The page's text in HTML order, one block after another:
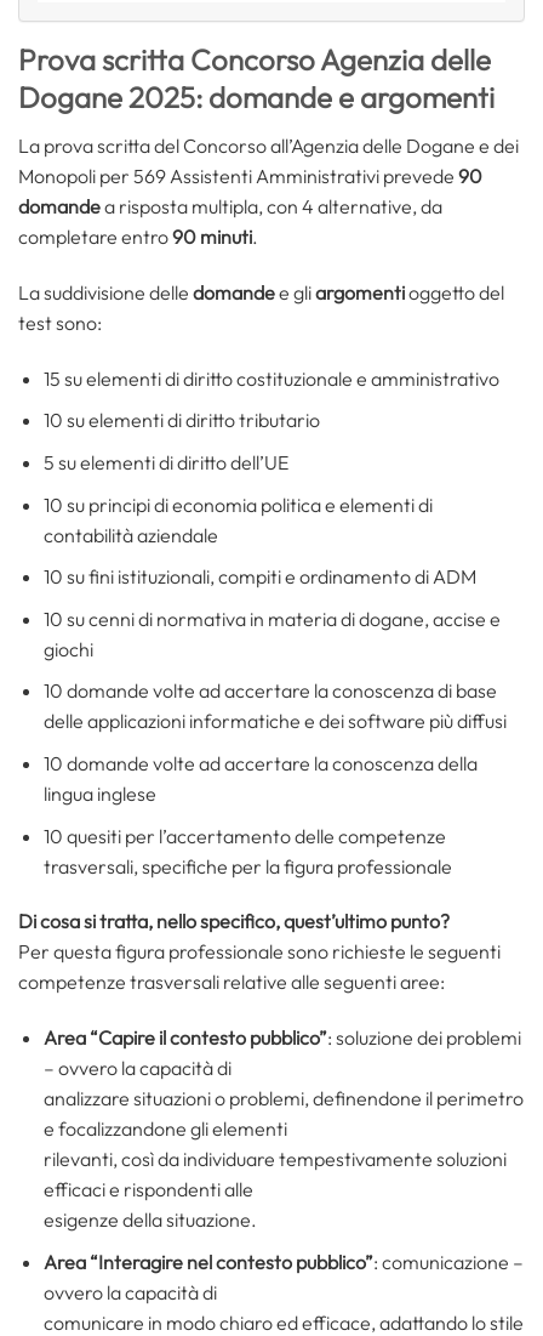
Prova scritta Concorso Agenzia delle
Dogane 2025: domande e argomenti
La prova scritta del Concorso all’Agenzia delle Dogane e dei
Monopoli per 569 Assistenti Amministrativi prevede 90
domandea risposta multipla, con 4 alternative, da
completare entro90 minuti.
La suddivisione delle domandee gliargomentioggetto del
test sono:
15 su elementi di diritto costituzionale e amministrativo
10 su elementi di diritto tributario
5 su elementi di diritto dell’UE
10 su principi di economia politica e elementi di
contabilità aziendale
10 su fini istituzionali, compiti e ordinamento di ADM
10 su cenni di normativa in materia di dogane, accise e
giochi
10 domande volte ad accertare la conoscenza di base
delle applicazioni informatiche e dei software più diffusi
10 domande volte ad accertare la conoscenza della
lingua inglese
10 quesiti per l’accertamento delle competenze
trasversali, specifiche per la figura professionale
Di cosa si tratta, nello specifico, quest’ultimo punto?
Per questa figura professionale sono richieste le seguenti
competenze trasversali relative alle seguenti aree:
Area “Capire il contesto pubblico”: soluzione dei problemi
– ovvero la capacità di
analizzare situazioni o problemi, definendone il perimetro
e focalizzandone gli elementi
rilevanti, così da individuare tempestivamente soluzioni
efficaci e rispondenti alle
esigenze della situazione.
Area “Interagire nel contesto pubblico”: comunicazione –
ovvero la capacità di
comunicare in modo chiaro ed efficace, adattando lo stile